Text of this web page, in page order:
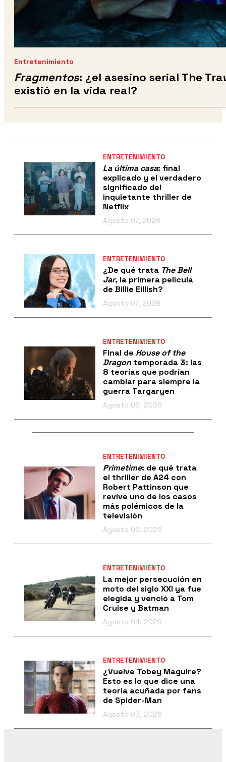
Entretenimiento
Fragmentos: ¿el asesino serial The
existió en la vida real?
ENTRETENIMIENTO
La última casa: final
explicado y el verdadero
significado del
inquietante thriller de
Netflix
Agosto 07, 2026
ENTRETENIMIENTO
¿De qué trata The Bell
Jar, la primera película
de Billie Eillish?
Agosto 07, 2026
ENTRETENIMIENTO
Final de House of the
Dragontemporada 3: las
8 teorías que podrían
cambiar para siempre la
guerra Targaryen
Agosto 06, 2026
ENTRETENIMIENTO
Primetime: de qué trata
el thriller de A24 con
Robert Pattinson que
revive uno de los casos
más polémicos de la
televisión
Agosto 06, 2026
ENTRETENIMIENTO
La mejor persecución en
moto del siglo XXI ya fue
elegida y venció a Tom
Cruise y Batman
Agosto 04, 2026
ENTRETENIMIENTO
¿Vuelve Tobey Maguire?
Esto es lo que dice una
teoría acuñada por fans
de Spider-Man
Agosto 03, 2026